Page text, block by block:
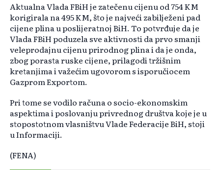
Aktualna Vlada FBiH je zatečenu cijenu od 754 KM
korigirala na 495 KM, što je najveći zabilježeni pad
cijene plina u poslijeratnoj BiH. To potvrđuje da je
Vlada FBiH poduzela sve aktivnosti da prvo smanji
veleprodajnu cijenu prirodnog plina i da je onda,
zbog porasta ruske cijene, prilagodi tržišnim
kretanjima i važećim ugovorom s isporučiocem
Gazprom Exportom.
Pri tome se vodilo računa o socio-ekonomskim
aspektima i poslovanju privrednog društva koje je u
stopostotnom vlasništvu Vlade Federacije BiH, stoji
u Informaciji.
(FENA)